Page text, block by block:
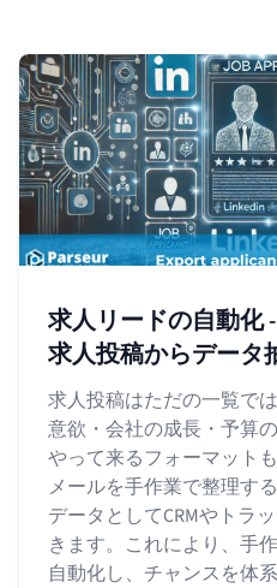
求人リードの自動化
求人投稿からデータ
求人投稿はただの一覧で
意欲・会社の成長・予算
やって来るフォーマット
メールを手作業で整理す
データとしてCRMやトラ
きます。これにより、手
自動化し、チャンスを体